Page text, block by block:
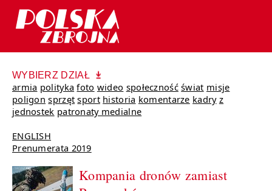
WYBIERZ DZIAŁ
armia polityka foto wideo społeczność świat misje
poligon sprzęt sport historia komentarze kadry z
jednostek patronaty medialne
ENGLISH
Prenumerata 2019
Kompania dronów zamiast